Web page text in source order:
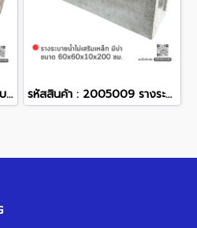
รหัสสินค้า : 2005010 รางระบายน้ำเสริมเหล็ก มีบ่า ติดเหล็กฉาก ขนาด 60x60x10x200 ซม. รหัสสินค้า : 2005009 รางระบายน้ำไม่เสริมเหล็ก มีบ่า ขนาด 60x60x10x200 ซม.